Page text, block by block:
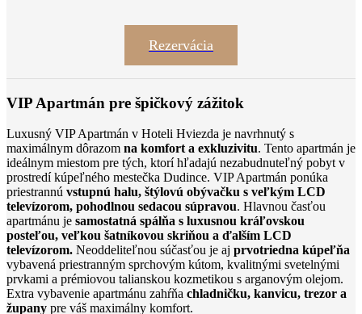
Rezervácia
VIP Apartmán pre špičkový zážitok
Luxusný VIP Apartmán v Hoteli Hviezda je navrhnutý s
maximálnym dôrazom na komfort a exkluzivitu. Tento apartmán je
ideálnym miestom pre tých, ktorí hľadajú nezabudnuteľný pobyt v
prostredí kúpeľného mestečka Dudince. VIP Apartmán ponúka
priestrannú vstupnú halu, štýlovú obývačku s veľkým LCD
televízorom, pohodlnou sedacou súpravou. Hlavnou časťou
apartmánu je samostatná spálňa s luxusnou kráľovskou
posteľou, veľkou šatníkovou skriňou a ďalším LCD
televízorom. Neoddeliteľnou súčasťou je aj prvotriedna kúpeľňa
vybavená priestranným sprchovým kútom, kvalitnými svetelnými
prvkami a prémiovou talianskou kozmetikou s arganovým olejom.
Extra vybavenie apartmánu zahŕňa chladničku, kanvicu, trezor a
župany pre váš maximálny komfort.